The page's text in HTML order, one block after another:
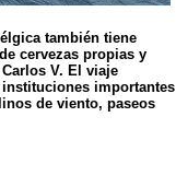
también tiene
cervezas propias y
V. El viaje
importantes
de viento, paseos